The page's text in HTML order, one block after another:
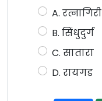
A. रत्नागिरी
B. सिंधुदुर्ग
C. सातारा
D. रायगड